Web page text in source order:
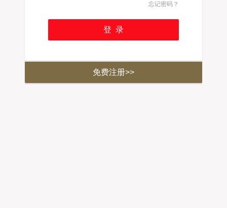
忘记密码？
免费注册>>